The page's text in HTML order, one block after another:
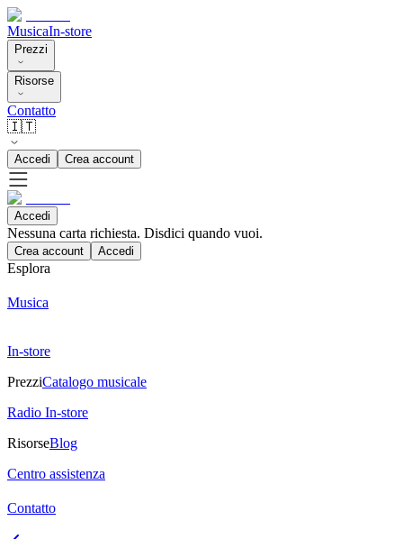
MusicaIn-store
Prezzi
Risorse
Contatto
🇮🇹
Accedi Crea account
Accedi
Nessuna carta richiesta. Disdici quando vuoi.
Crea account Accedi
Esplora
Musica
In-store
PrezziCatalogo musicale
Radio In-store
RisorseBlog
Centro assistenza
Contatto